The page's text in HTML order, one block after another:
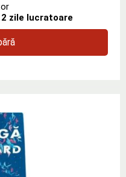
zile lucratoare